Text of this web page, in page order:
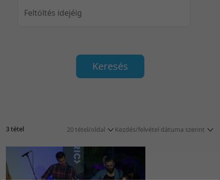
Feltöltés idejéig
Keresés
Kezdés/felvétel dátuma szerint
Relevancia szerint
Kezdés/felvétel dátuma szerint
Kezdés/felvétel dátuma szerint
3 tétel
20 tétel/oldal
5 tétel/oldal
10 tétel/oldal
20 tétel/oldal